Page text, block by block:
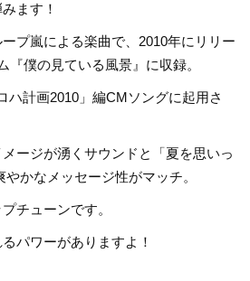
ます！
プ嵐による楽曲で、2010年にリリー
『僕の見ている風景』に収録。
ハ計画2010」編CMソングに起用さ
ージが湧くサウンドと「夏を思いっ
かなメッセージ性がマッチ。
チューンです。
パワーがありますよ！